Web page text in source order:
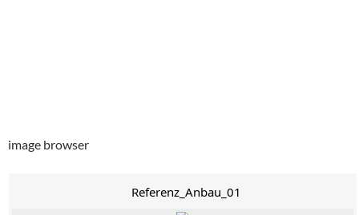
image browser
Referenz_Anbau_01